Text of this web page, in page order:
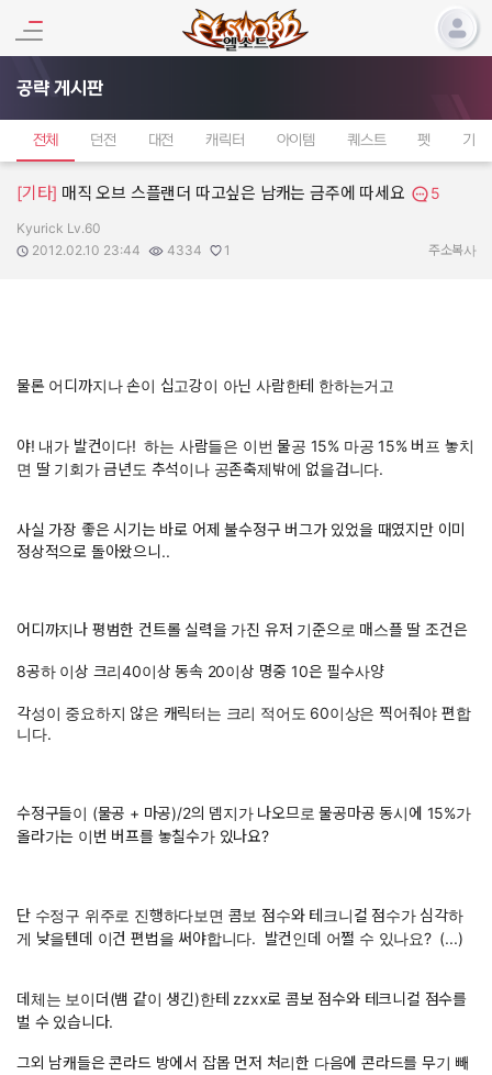
공략 게시판
전체 던전 대전 캐릭터 아이템 퀘스트 펫 기타
[기타] 매직 오브 스플랜더 따고싶은 남캐는 금주에 따세요 5
작성자:
Kyurick Lv.60
작성일:
2012.02.10 23:44
조회수:
4334
추천수:
1 주소복사
물론 어디까지나 손이 십고강이 아닌 사람한테 한하는거고
야! 내가 발컨이다! 하는 사람들은 이번 물공 15% 마공 15% 버프 놓치
면 딸 기회가 금년도 추석이나 공존축제밖에 없을겁니다.
사실 가장 좋은 시기는 바로 어제 불수정구 버그가 있었을 때였지만 이미
정상적으로 돌아왔으니..
어디까지나 평범한 컨트롤 실력을 가진 유저 기준으로 매스플 딸 조건은
8공하 이상 크리40이상 동속 20이상 명중 10은 필수사양
각성이 중요하지 않은 캐릭터는 크리 적어도 60이상은 찍어줘야 편합
니다.
수정구들이 (물공 + 마공)/2의 뎀지가 나오므로 물공마공 동시에 15%가
올라가는 이번 버프를 놓칠수가 있나요?
단 수정구 위주로 진행하다보면 콤보 점수와 테크니컬 점수가 심각하
게 낮을텐데 이건 편법을 써야합니다. 발컨인데 어쩔 수 있나요? (...)
데체는 보이더(뱀 같이 생긴)한테 zzxx로 콤보 점수와 테크니컬 점수를
벌 수 있습니다.
그외 남캐들은 콘라드 방에서 잡몹 먼저 처리한 다음에 콘라드를 무기 빼